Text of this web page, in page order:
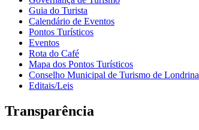
Guia do Turista
Calendário de Eventos
Pontos Turísticos
Eventos
Rota do Café
Mapa dos Pontos Turísticos
Conselho Municipal de Turismo de Londrina
Editais/Leis
Transparência